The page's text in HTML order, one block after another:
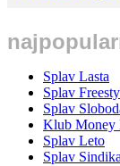
Splav Lasta
Splav
Splav
Klub Money
Splav Leto
Splav